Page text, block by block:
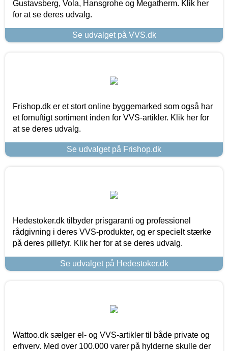
Gustavsberg, Vola, Hansgrohe og Megatherm. Klik her
for at se deres udvalg.
Se udvalget på VVS.dk
Frishop.dk er et stort online byggemarked som også har
et fornuftigt sortiment inden for VVS-artikler. Klik her for
at se deres udvalg.
Se udvalget på Frishop.dk
Hedestoker.dk tilbyder prisgaranti og professionel
rådgivning i deres VVS-produkter, og er specielt stærke
på deres pillefyr. Klik her for at se deres udvalg.
Se udvalget på Hedestoker.dk
Wattoo.dk sælger el- og VVS-artikler til både private og
erhverv. Med over 100.000 varer på hylderne skulle der